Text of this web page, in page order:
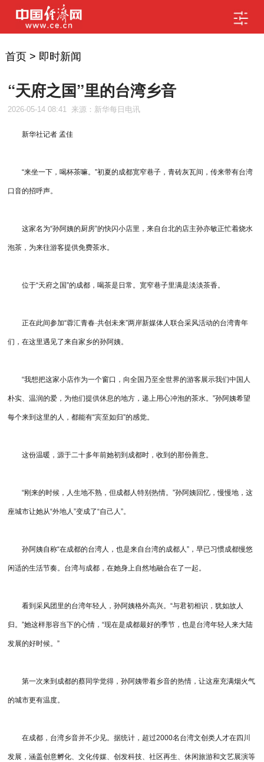
首页> 即时新闻
“天府之国”里的台湾乡音
2026-05-14 08:41 来源：新华每日电讯
新华社记者 孟佳
“来坐一下，喝杯茶嘛。”初夏的成都宽窄巷子，青砖灰瓦间，传来带有台湾
口音的招呼声。
这家名为“孙阿姨的厨房”的快闪小店里，来自台北的店主孙亦敏正忙着烧水
泡茶，为来往游客提供免费茶水。
位于“天府之国”的成都，喝茶是日常。宽窄巷子里满是淡淡茶香。
正在此间参加“蓉汇青春·共创未来”两岸新媒体人联合采风活动的台湾青年
们，在这里遇见了来自家乡的孙阿姨。
“我想把这家小店作为一个窗口，向全国乃至全世界的游客展示我们中国人
朴实、温润的爱，为他们提供休息的地方，递上用心冲泡的茶水。”孙阿姨希望
每个来到这里的人，都能有“宾至如归”的感觉。
这份温暖，源于二十多年前她初到成都时，收到的那份善意。
“刚来的时候，人生地不熟，但成都人特别热情。”孙阿姨回忆，慢慢地，这
座城市让她从“外地人”变成了“自己人”。
孙阿姨自称“在成都的台湾人，也是来自台湾的成都人”，早已习惯成都慢悠
闲适的生活节奏。台湾与成都，在她身上自然地融合在了一起。
看到采风团里的台湾年轻人，孙阿姨格外高兴。“与君初相识，犹如故人
归。”她这样形容当下的心情，“现在是成都最好的季节，也是台湾年轻人来大陆
发展的好时候。”
第一次来到成都的蔡同学觉得，孙阿姨带着乡音的热情，让这座充满烟火气
的城市更有温度。
在成都，台湾乡音并不少见。据统计，超过2000名台湾文创类人才在四川
发展，涵盖创意孵化、文化传媒、创发科技、社区再生、休闲旅游和文艺展演等